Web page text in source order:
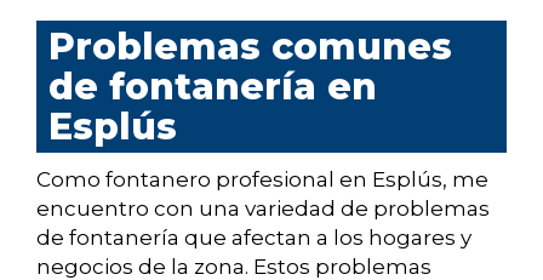
Problemas comunes
de fontanería en
Esplús
Como fontanero profesional en Esplús, me
encuentro con una variedad de problemas
de fontanería que afectan a los hogares y
negocios de la zona. Estos problemas